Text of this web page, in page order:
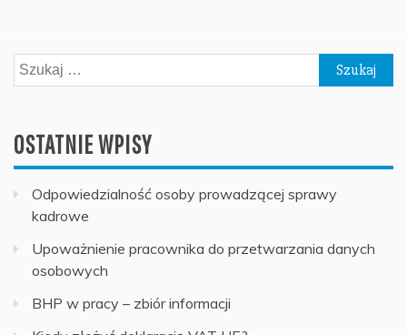
Szukaj:
OSTATNIE WPISY
Odpowiedzialność osoby prowadzącej sprawy
kadrowe
Upoważnienie pracownika do przetwarzania danych
osobowych
BHP w pracy – zbiór informacji